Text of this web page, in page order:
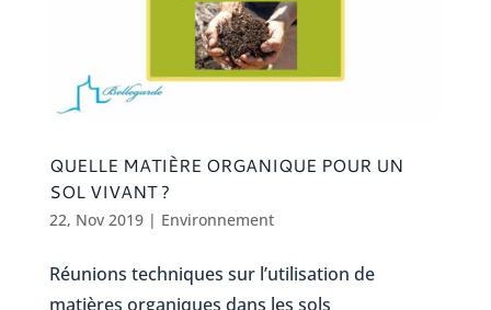
QUELLE MATIÈRE ORGANIQUE POUR UN
SOL VIVANT ?
22, Nov 2019| Environnement
Réunions techniques sur l’utilisation de
matières organiques dans les sols